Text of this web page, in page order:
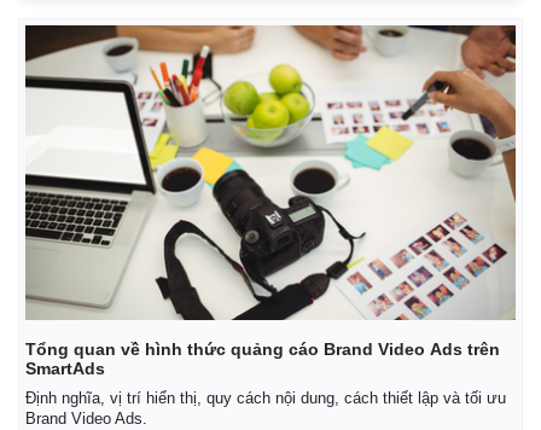
Tổng quan về hình thức quảng cáo Brand Video Ads trên
SmartAds
Định nghĩa, vị trí hiển thị, quy cách nội dung, cách thiết lập và tối ưu
Brand Video Ads.